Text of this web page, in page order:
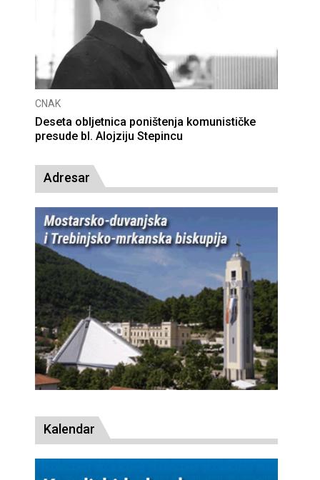
Petra Čule
Deseta obljetnica
presude bl. Alojziju
Adresar
Kalendar